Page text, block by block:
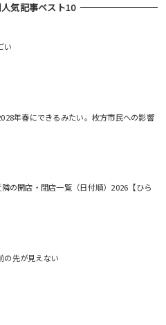
気記事ベスト10
い
年春にできるみたい。枚方市民への影響
の開店・閉店一覧（日付順）2026【ひら
の先が見えない